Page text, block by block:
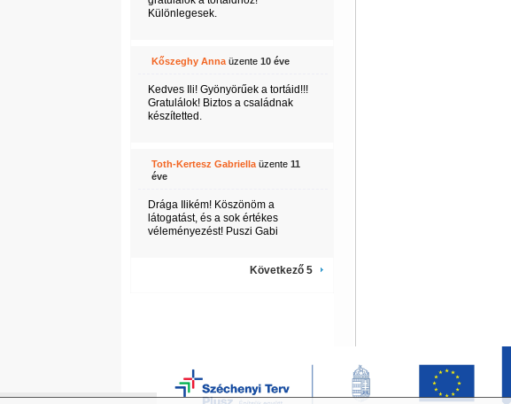
Különlegesek.
Kőszeghy Annaüzente 10 éve
Kedves Ili! Gyönyörűek a tortáid!!!
Gratulálok! Biztos a családnak
készítetted.
Toth-Kertesz Gabriellaüzente 11
éve
Drága Ilikém! Köszönöm a
látogatást, és a sok értékes
véleményezést! Puszi Gabi
Következő 5